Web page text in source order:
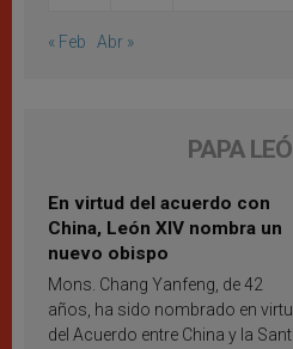
« Feb Abr »
PAPA
En virtud del acuerdo con
China, León XIV nombra un
nuevo obispo
Mons. Chang Yanfeng, de 42
años, ha sido nombrado en
del Acuerdo entre China y la